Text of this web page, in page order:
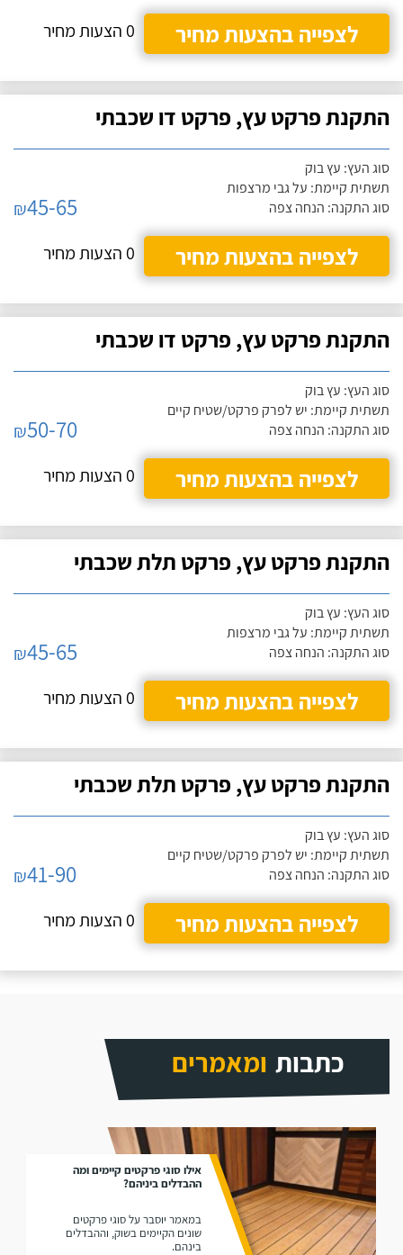
לצפייה בהצעות מחיר
0 הצעות מחיר
התקנת פרקט עץ, פרקט דו שכבתי
סוג העץ: עץ בוק
תשתית קיימת: על גבי מרצפות
סוג התקנה: הנחה צפה
₪45-65
לצפייה בהצעות מחיר
0 הצעות מחיר
התקנת פרקט עץ, פרקט דו שכבתי
סוג העץ: עץ בוק
תשתית קיימת: יש לפרק פרקט/שטיח קיים
סוג התקנה: הנחה צפה
₪50-70
לצפייה בהצעות מחיר
0 הצעות מחיר
התקנת פרקט עץ, פרקט תלת שכבתי
סוג העץ: עץ בוק
תשתית קיימת: על גבי מרצפות
סוג התקנה: הנחה צפה
₪45-65
לצפייה בהצעות מחיר
0 הצעות מחיר
התקנת פרקט עץ, פרקט תלת שכבתי
סוג העץ: עץ בוק
תשתית קיימת: יש לפרק פרקט/שטיח קיים
סוג התקנה: הנחה צפה
₪41-90
לצפייה בהצעות מחיר
0 הצעות מחיר
כתבות ומאמרים
אילו סוגי פרקטים קיימים ומה
ההבדלים ביניהם?
במאמר יוסבר על סוגי פרקטים
שונים הקיימים בשוק, וההבדלים
בינהם.